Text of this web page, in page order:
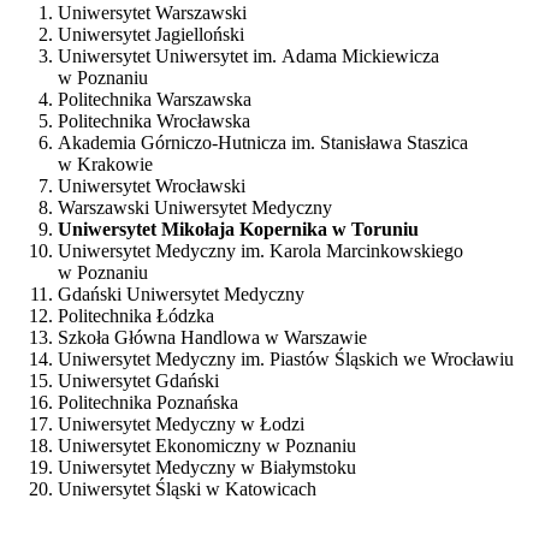
Uniwersytet Warszawski
Uniwersytet Jagielloński
Uniwersytet Uniwersytet im. Adama Mickiewicza
w Poznaniu
Politechnika Warszawska
Politechnika Wrocławska
Akademia Górniczo-Hutnicza im. Stanisława Staszica
w Krakowie
Uniwersytet Wrocławski
Warszawski Uniwersytet Medyczny
Uniwersytet Mikołaja Kopernika w Toruniu
Uniwersytet Medyczny im. Karola Marcinkowskiego
w Poznaniu
Gdański Uniwersytet Medyczny
Politechnika Łódzka
Szkoła Główna Handlowa w Warszawie
Uniwersytet Medyczny im. Piastów Śląskich we Wrocławiu
Uniwersytet Gdański
Politechnika Poznańska
Uniwersytet Medyczny w Łodzi
Uniwersytet Ekonomiczny w Poznaniu
Uniwersytet Medyczny w Białymstoku
Uniwersytet Śląski w Katowicach